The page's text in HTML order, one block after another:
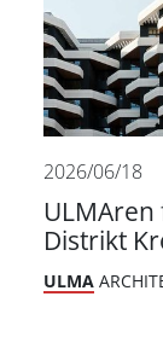
2026/06/18
Distrikt
ULMA